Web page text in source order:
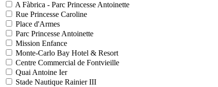
A Fàbrica - Parc Princesse Antoinette
Rue Princesse Caroline
Place d'Armes
Parc Princesse Antoinette
Mission Enfance
Monte-Carlo Bay Hotel & Resort
Centre Commercial de Fontvieille
Quai Antoine Ier
Stade Nautique Rainier III